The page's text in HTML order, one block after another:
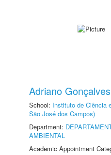
Adriano
School: Instituto de Ciência
São José dos Campos)
Department:
AMBIENTAL
Academic Appointment